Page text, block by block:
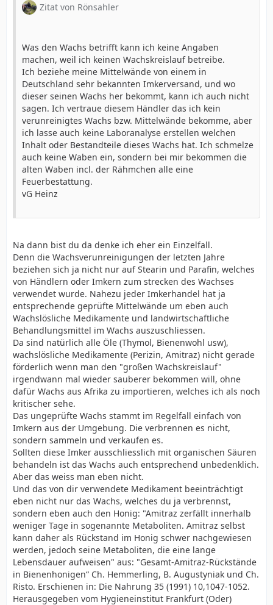
Zitat von Rönsahler
Was den Wachs betrifft kann ich keine Angaben
machen, weil ich keinen Wachskreislauf betreibe.
Ich beziehe meine Mittelwände von einem in
Deutschland sehr bekannten Imkerversand, und wo
dieser seinen Wachs her bekommt, kann ich auch nicht
sagen. Ich vertraue diesem Händler das ich kein
verunreinigtes Wachs bzw. Mittelwände bekomme, aber
ich lasse auch keine Laboranalyse erstellen welchen
Inhalt oder Bestandteile dieses Wachs hat. Ich schmelze
auch keine Waben ein, sondern bei mir bekommen die
alten Waben incl. der Rähmchen alle eine
Feuerbestattung.
vG Heinz
Na dann bist du da denke ich eher ein Einzelfall.
Denn die Wachsverunreinigungen der letzten Jahre
beziehen sich ja nicht nur auf Stearin und Parafin, welches
von Händlern oder Imkern zum strecken des Wachses
verwendet wurde. Nahezu jeder Imkerhandel hat ja
entsprechende geprüfte Mittelwände um eben auch
Wachslösliche Medikamente und landwirtschaftliche
Behandlungsmittel im Wachs auszuschliessen.
Da sind natürlich alle Öle (Thymol, Bienenwohl usw),
wachslösliche Medikamente (Perizin, Amitraz) nicht gerade
förderlich wenn man den "großen Wachskreislauf"
irgendwann mal wieder sauberer bekommen will, ohne
dafür Wachs aus Afrika zu importieren, welches ich als noch
kritischer sehe.
Das ungeprüfte Wachs stammt im Regelfall einfach von
Imkern aus der Umgebung. Die verbrennen es nicht,
sondern sammeln und verkaufen es.
Sollten diese Imker ausschliesslich mit organischen Säuren
behandeln ist das Wachs auch entsprechend unbedenklich.
Aber das weiss man eben nicht.
Und das von dir verwendete Medikament beeinträchtigt
eben nicht nur das Wachs, welches du ja verbrennst,
sondern eben auch den Honig: "Amitraz zerfällt innerhalb
weniger Tage in sogenannte Metaboliten. Amitraz selbst
kann daher als Rückstand im Honig schwer nachgewiesen
werden, jedoch seine Metaboliten, die eine lange
Lebensdauer aufweisen" aus: "Gesamt-Amitraz-Rückstände
in Bienenhonigen“ Ch. Hemmerling, B. Augustyniak und Ch.
Risto. Erschienen in: Die Nahrung 35 (1991) 10,1047-1052.
Herausgegeben vom Hygieneinstitut Frankfurt (Oder)